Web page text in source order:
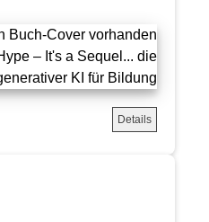
Details